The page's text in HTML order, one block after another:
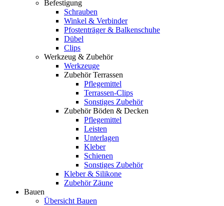
Befestigung
Schrauben
Winkel & Verbinder
Pfostenträger & Balkenschuhe
Dübel
Clips
Werkzeug & Zubehör
Werkzeuge
Zubehör Terrassen
Pflegemittel
Terrassen-Clips
Sonstiges Zubehör
Zubehör Böden & Decken
Pflegemittel
Leisten
Unterlagen
Kleber
Schienen
Sonstiges Zubehör
Kleber & Silikone
Zubehör Zäune
Bauen
Übersicht Bauen